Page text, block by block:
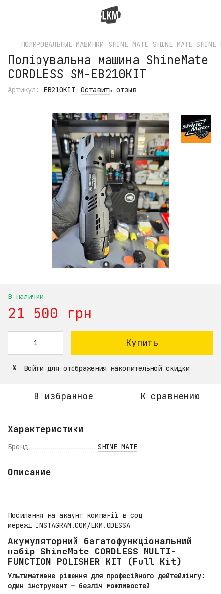
ПОЛИРОВАЛЬНЫЕ МАШИНКИ SHINE MATE SHINE MATE SHINE
Полірувальна машина ShineMate
CORDLESS SM-EB210KIT
Артикул: EB210KIT Оставить отзыв
В наличии
21 500 грн
Купить
% Войти для отображения накопительной скидки
В избранное К сравнению
Характеристики
Бренд SHINE MATE
Описание
Посилання на акаунт компанії в соц
мережі INSTAGRAM.COM/LKM.ODESSA
Акумуляторний багатофункціональний
набір ShineMate CORDLESS MULTI-
FUNCTION POLISHER KIT (Full Kit)
Ультимативне рішення для професійного дейтейлінгу:
один інструмент — безліч можливостей